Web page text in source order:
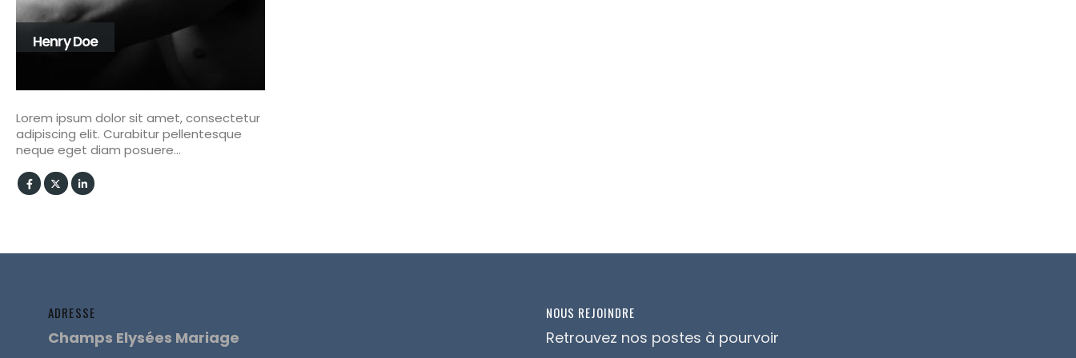
Henry Doe
Lorem ipsum dolor sit amet, consectetur
adipiscing elit. Curabitur pellentesque
neque eget diam posuere…
ADRESSE
Champs Elysées Mariage
NOUS REJOINDRE
Retrouvez nos postes à pourvoir